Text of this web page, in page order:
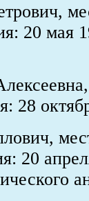
20 мая
28
20